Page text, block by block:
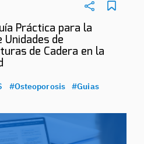
Práctica para la
Unidades de
de Cadera en la
#Osteoporosis #Guias